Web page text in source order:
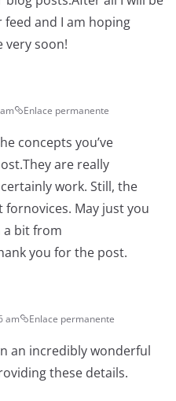
and I am hoping
very soon!
Enlace permanente
concepts you’ve
are really
work. Still, the
May just you
a bit from
you for the post.
am Enlace permanente
an incredibly wonderful
these details.